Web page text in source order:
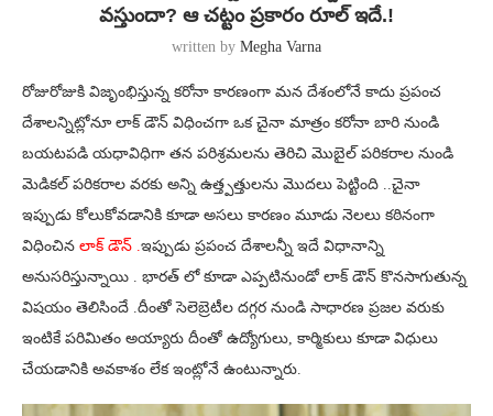
వస్తుందా? ఆ చట్టం ప్రకారం రూల్ ఇదే.!
written by Megha Varna
రోజురోజుకి విజృంభిస్తున్న కరోనా కారణంగా మన దేశంలోనే కాదు ప్రపంచ
దేశాలన్నిట్లోనూ లాక్ డౌన్ విధించగా ఒక చైనా మాత్రం కరోనా బారి నుండి
బయటపడి యధావిధిగా తన పరిశ్రమలను తెరిచి మొబైల్ పరికరాల నుండి
మెడికల్ పరికరాల వరకు అన్ని ఉత్త్పత్తులను మొదలు పెట్టింది ..చైనా
ఇప్పుడు కోలుకోవడానికి కూడా అసలు కారణం మూడు నెలలు కఠినంగా
విధించిన లాక్ డౌన్ .ఇప్పుడు ప్రపంచ దేశాలన్నీ ఇదే విధానాన్ని
అనుసరిస్తున్నాయి . భారత్ లో కూడా ఎప్పటినుండో లాక్ డౌన్ కొనసాగుతున్న
విషయం తెలిసిందే .దీంతో సెలెబ్రెటీల దగ్గర నుండి సాధారణ ప్రజల వరుకు
ఇంటికే పరిమితం అయ్యారు దీంతో ఉద్యోగులు, కార్మికులు కూడా విధులు
చేయడానికి అవకాశం లేక ఇంట్లోనే ఉంటున్నారు.